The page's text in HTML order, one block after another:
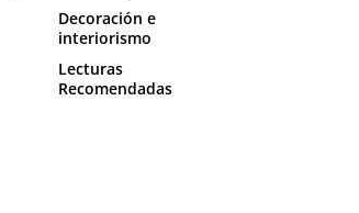
Decoración e
interiorismo
Lecturas
Recomendadas